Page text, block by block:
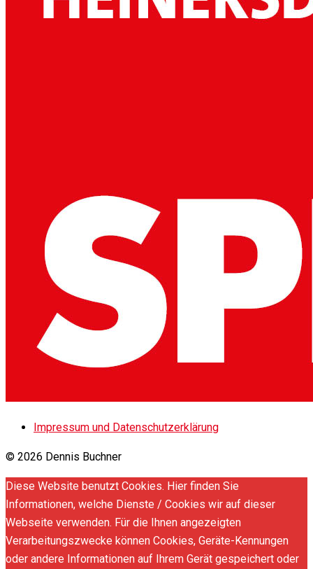
Impressum und Datenschutzerklärung
© 2026 Dennis Buchner
Diese Website benutzt Cookies. Hier finden Sie
Informationen, welche Dienste / Cookies wir auf dieser
Webseite verwenden. Für die Ihnen angezeigten
Verarbeitungszwecke können Cookies, Geräte-Kennungen
oder andere Informationen auf Ihrem Gerät gespeichert oder